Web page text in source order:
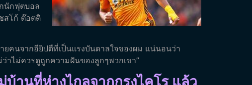
นักฟุตบอล
สโก้ ต๊อตติ
คนจากอียิปตืที่เป็นแรงบันดาลใจของผม แน่นอนว่า
ไม่ควรดูถูกความฝันของลูกๆพวกเขา”
านที่ห่างไกลจากกรุงไคโร แล้ว